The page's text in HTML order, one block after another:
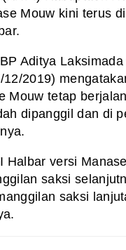
Mouw kini terus
Aditya
2019)
Mouw tetap
dipanggil dan di
Halbar versi
saksi
saksi